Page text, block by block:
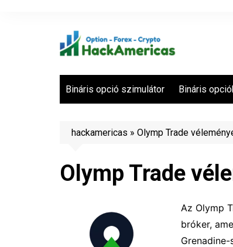
Bináris opció szimulátor Bináris
hackamericas » Olymp Trade
Olymp Trade
Az Olymp
bróker,